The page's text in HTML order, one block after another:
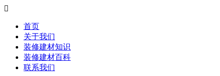

首页
关于我们
装修建材知识
装修建材百科
联系我们